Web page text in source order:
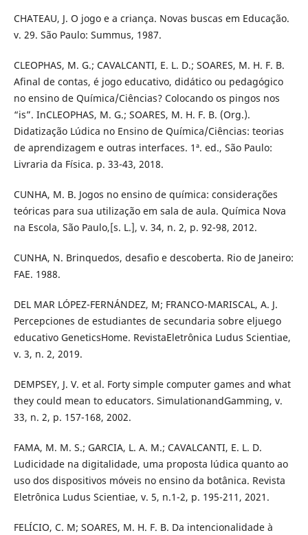
CHATEAU, J. O jogo e a criança. Novas buscas em Educação.
v. 29. São Paulo: Summus, 1987.
CLEOPHAS, M. G.; CAVALCANTI, E. L. D.; SOARES, M. H. F. B.
Afinal de contas, é jogo educativo, didático ou pedagógico
no ensino de Química/Ciências? Colocando os pingos nos
“is”. InCLEOPHAS, M. G.; SOARES, M. H. F. B. (Org.).
Didatização Lúdica no Ensino de Química/Ciências: teorias
de aprendizagem e outras interfaces. 1ª. ed., São Paulo:
Livraria da Física. p. 33-43, 2018.
CUNHA, M. B. Jogos no ensino de química: considerações
teóricas para sua utilização em sala de aula. Química Nova
na Escola, São Paulo,[s. L.], v. 34, n. 2, p. 92-98, 2012.
CUNHA, N. Brinquedos, desafio e descoberta. Rio de Janeiro:
FAE. 1988.
DEL MAR LÓPEZ-FERNÁNDEZ, M; FRANCO-MARISCAL, A. J.
Percepciones de estudiantes de secundaria sobre eljuego
educativo GeneticsHome. RevistaEletrônica Ludus Scientiae,
v. 3, n. 2, 2019.
DEMPSEY, J. V. et al. Forty simple computer games and what
they could mean to educators. SimulationandGamming, v.
33, n. 2, p. 157-168, 2002.
FAMA, M. M. S.; GARCIA, L. A. M.; CAVALCANTI, E. L. D.
Ludicidade na digitalidade, uma proposta lúdica quanto ao
uso dos dispositivos móveis no ensino da botânica. Revista
Eletrônica Ludus Scientiae, v. 5, n.1-2, p. 195-211, 2021.
FELÍCIO, C. M; SOARES, M. H. F. B. Da intencionalidade à